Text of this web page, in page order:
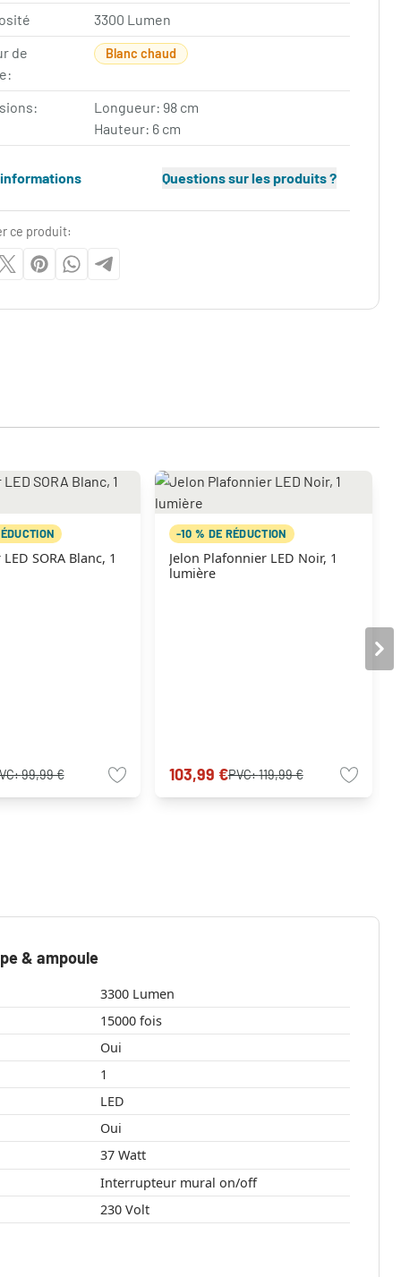
3300 Lumen
de
Blanc chaud
Longueur: 98 cm
Hauteur: 6 cm
Questions sur les produits ?
ce produit:
SORA Blanc, 1
99,99 €
-10 % DE RÉDUCTION
Jelon Plafonnier LED Noir, 1
lumière
103,99 €PVC:119,99 €
& ampoule
3300 Lumen
15000 fois
Oui
1
LED
Oui
37 Watt
Interrupteur mural on/off
230 Volt